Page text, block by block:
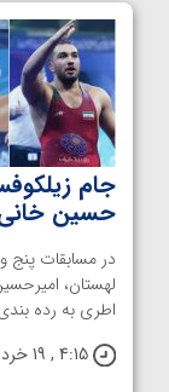
جام
حسین خانی
در مسابقات
لهستان،
اطری به رده
4:15 , 19 خرداد 00